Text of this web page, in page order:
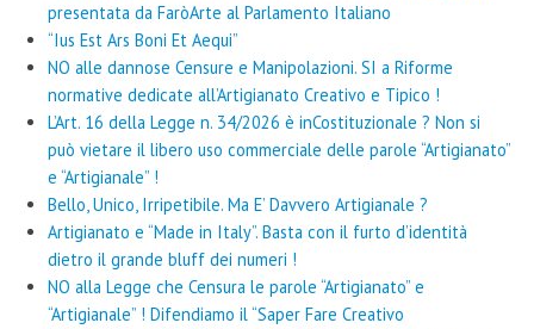
presentata da FaròArte al Parlamento Italiano
“Ius Est Ars Boni Et Aequi”
NO alle dannose Censure e Manipolazioni. SI a Riforme
normative dedicate all’Artigianato Creativo e Tipico !
L’Art. 16 della Legge n. 34/2026 è inCostituzionale ? Non si
può vietare il libero uso commerciale delle parole “Artigianato”
e “Artigianale” !
Bello, Unico, Irripetibile. Ma E’ Davvero Artigianale ?
Artigianato e “Made in Italy”. Basta con il furto d’identità
dietro il grande bluff dei numeri !
NO alla Legge che Censura le parole “Artigianato” e
“Artigianale” ! Difendiamo il “Saper Fare Creativo